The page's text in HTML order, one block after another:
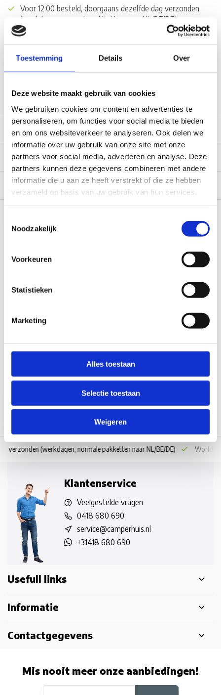
Toestemming Details Over
Deze website maakt gebruik van cookies
We gebruiken cookies om content en advertenties te
personaliseren, om functies voor social media te bieden
en om ons websiteverkeer te analyseren. Ook delen we
informatie over uw gebruik van onze site met onze
partners voor social media, adverteren en analyse. Deze
partners kunnen deze gegevens combineren met andere
informatie die u aan ze heeft verstrekt of die ze hebben
verzameld op basis van uw gebruik van hun services.
Noodzakelijk
Voorkeuren
Statistieken
Marketing
Alles toestaan
Selectie toestaan
Weigeren
Voor 12:00 besteld, doorgaans dezelfde dag verzonden
(werkdagen, normale pakketten naar NL/BE/DE)
World wide shipping (normal size and weight packages)
Gratis verzending vanaf € 100,- naar NL en BE
*Zeer grote magazijnvoorraad direct beschikbaar voor
verzending. Een deel van de artikelen op voorraad in de
service@camperhuis.nl
Beschrijving
Specificaties
Reviews 0/10
Recent bekeken
Aankoppelhulp Stop & Dock
Vergelijk
verzonden (werkdagen, normale pakketten naar NL/BE/DE) World
Klantenservice
Veelgestelde vragen
0418 680 690
service@camperhuis.nl
+31418 680 690
Usefull links
Informatie
Contactgegevens
Mis nooit meer onze aanbiedingen!